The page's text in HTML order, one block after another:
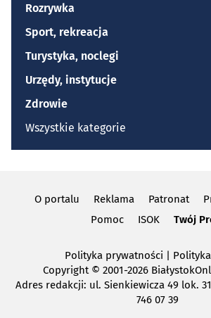
Rozrywka
Sport, rekreacja
Turystyka, noclegi
Urzędy, instytucje
Zdrowie
Wszystkie kategorie
O portalu Reklama Patronat
Pomoc
ISOK Twój
Polityka prywatności |
Copyright© 2001-2026
Adres redakcji: ul. Sienkiewicza 49 lok.
746 07 39